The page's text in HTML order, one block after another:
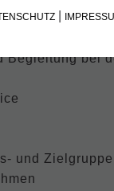
Behörden,
Begleitung bei
und
|